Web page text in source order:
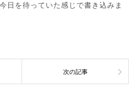
日を待っていた感じで書き込みま
次の記事